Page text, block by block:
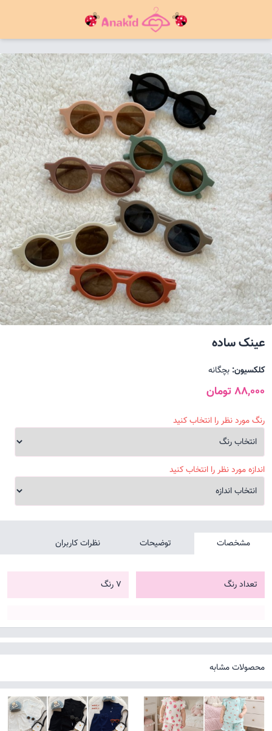
عینک ساده
کلکسیون: بچگانه
88,000 تومان
رنگ مورد نظر را انتخاب کنید
اندازه مورد نظر را انتخاب کنید
مشخصات توضیحات نظرات کاربران
تعداد رنگ 7 رنگ
محصولات مشابه